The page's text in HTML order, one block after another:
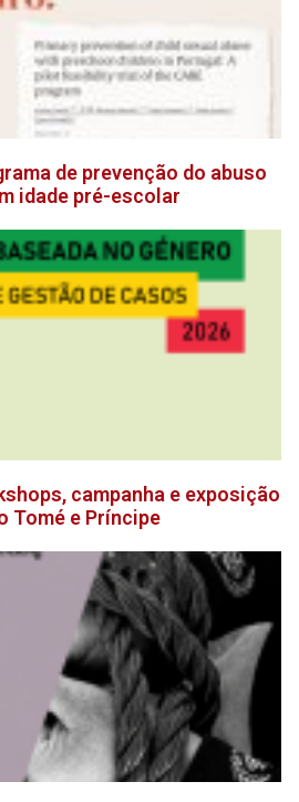
de prevenção do abuso
idade pré-escolar
campanha e exposição
Tomé e Príncipe